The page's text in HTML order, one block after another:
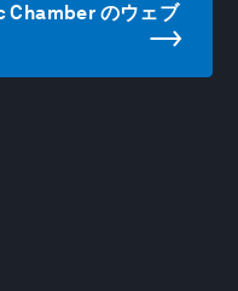
のウェブ